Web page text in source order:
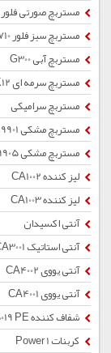
مستربچ صورتی فلور 302410
مستربچ سبز فلور 302710
مستربچ آبی G300
مستربچ سرمه ای K12
مستربچ سرامیکی
مستربچ مشکی 19901
مستربچ مشکی 19905
لیز کننده CA1002
لیز کننده CA1003
آنتی اکسیدان
آنتی استاتیک CA3001
آنتی یووی CA4002
آنتی یووی CA4001
شفاف کننده CA5019 PE
کربنات Power 1